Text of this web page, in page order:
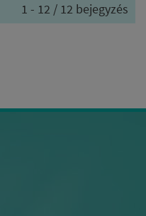
1 - 12 / 12 bejegyzés